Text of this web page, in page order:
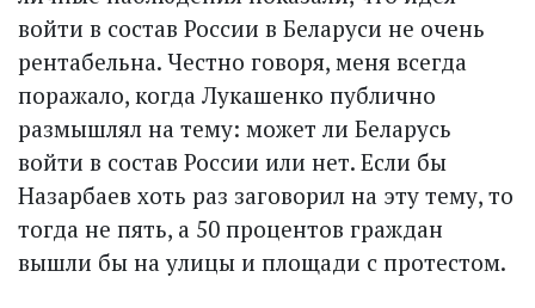
войти в состав России в Беларуси не очень
рентабельна. Честно говоря, меня всегда
поражало, когда Лукашенко публично
размышлял на тему: может ли Беларусь
войти в состав России или нет. Если бы
Назарбаев хоть раз заговорил на эту тему, то
тогда не пять, а 50 процентов граждан
вышли бы на улицы и площади с протестом.